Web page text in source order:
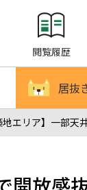
閲覧履歴
居抜
地エリア】一部